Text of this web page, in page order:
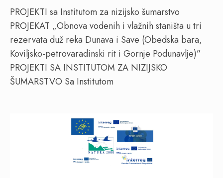
PROJEKTI sa Institutom za nizijsko šumarstvo
PROJEKAT „Obnova vodenih i vlažnih staništa u tri
rezervata duž reka Dunava i Save (Obedska bara,
Koviljsko-petrovaradinski rit i Gornje Podunavlje)”
PROJEKTI SA INSTITUTOM ZA NIZIJSKO
ŠUMARSTVO Sa Institutom